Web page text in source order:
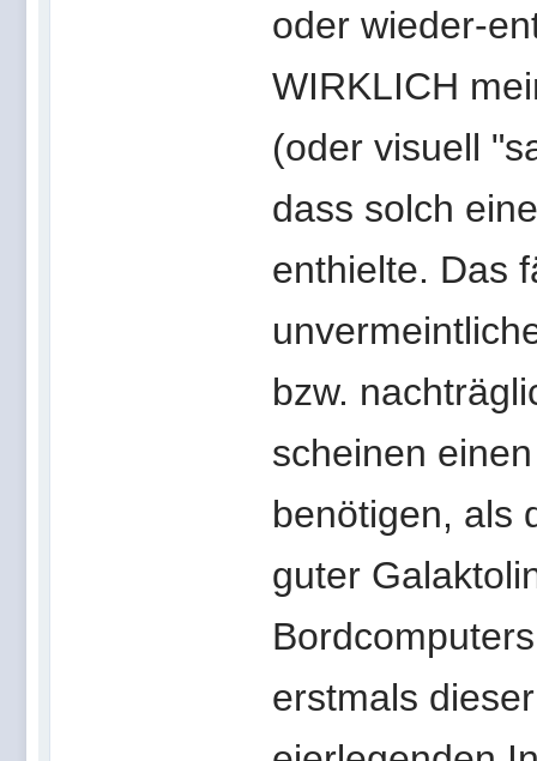
oder wieder-
WIRKLICH
(oder visuell
dass solch
enthielte. Das
bzw.
scheinen
benötigen, als
guter
erstmals